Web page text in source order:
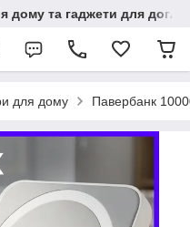
дому та гаджети для
для дому Павербанк